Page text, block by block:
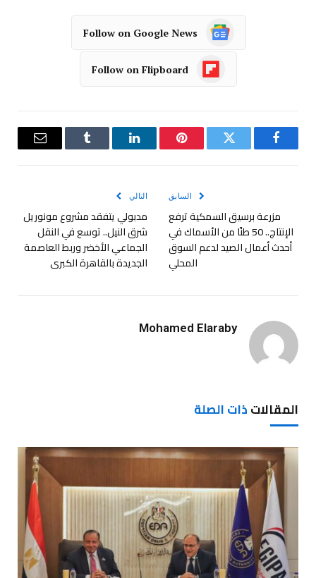
Follow on Google News
Follow on Flipboard
فيسبوك تويتر بينتيريستلينكدإن Tumblr
البريد
السابق
مزرعة برسيق السمكية ترفع
الإنتاج.. 50 طنًا من الأسماك في
أحدث أعمال الصيد لدعم السوق
المحلي
التالي
مدبولي يتفقد مشروع مونوريل
شرق النيل.. توسع في النقل
الجماعي الأخضر وربط العاصمة
الجديدة بالقاهرة الكبرى
Mohamed Elaraby
المقالاتذات الصلة